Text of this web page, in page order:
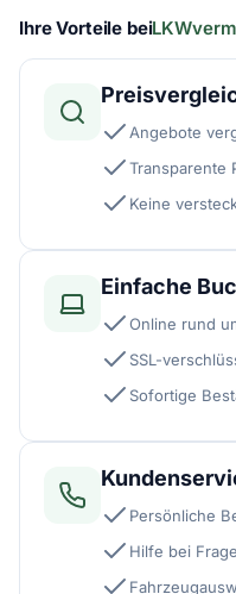
Ihre Vorteile bei
Angebote
Transparente
Keine
Einfache
Online rund
SSL-
Sofortige
Persönliche
Hilfe bei